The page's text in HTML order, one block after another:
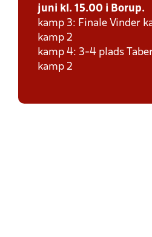
juni kl. 15.00 i Borup.
kamp 3: Finale Vinder
kamp 2
kamp 4: 3-4 plads
kamp 2